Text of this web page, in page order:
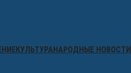
КУЛЬТУРАНАРОДНЫЕ НОВОСТИ